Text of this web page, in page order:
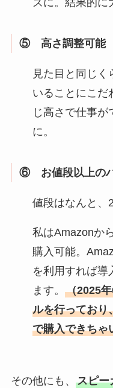
ズに。結果的に
⑤ 高さ調整可能
見た目と同じく
いることにこだ
じ高さで仕事
に。
⑥ お値段以上のハ
値段はなんと、
私はAmazonか
購入可能。
を利用すれば導
ます。 （2025
ルを行っており
で購入できちゃ
その他にも、 スピー